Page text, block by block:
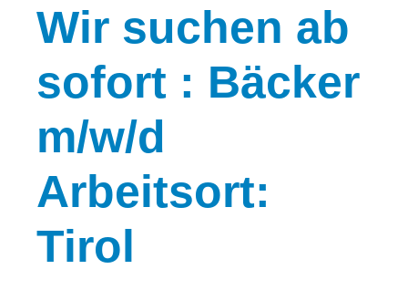
Wir suchen ab
sofort : Bäcker
m/w/d
Arbeitsort:
Tirol